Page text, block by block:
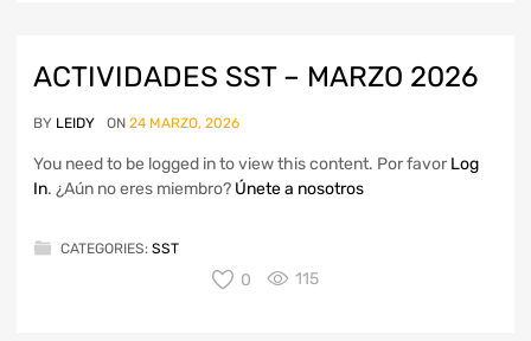
ACTIVIDADES SST – MARZO 2026
BY LEIDY ON 24 MARZO, 2026
You need to be logged in to view this content. Por favor Log
In. ¿Aún no eres miembro? Únete a nosotros
CATEGORIES: SST
0 115